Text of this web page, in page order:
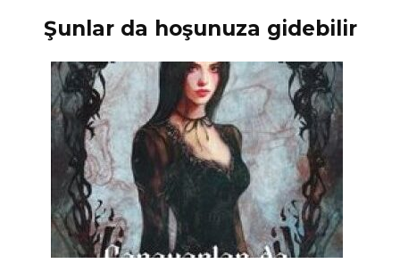
Şunlar da hoşunuza gidebilir